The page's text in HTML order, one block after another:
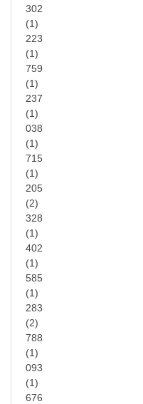
302
(1)
223
(1)
759
(1)
237
(1)
038
(1)
715
(1)
205
(2)
328
(1)
402
(1)
585
(1)
283
(2)
788
(1)
093
(1)
676